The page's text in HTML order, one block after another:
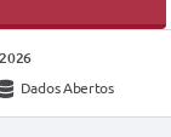
Dados Abertos